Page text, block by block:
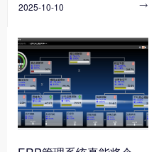
官方版网站登录入口-米兰online
式、定制化程度的需求截然不
同。
营的核心工具。它通过整合资
为企业提供了一体化的管理解决
方案。无论是成本控制、决策效
率还是供应链协同，ERP正帮助
企业解决那些传统管理模式
下“想改却改不动”的深层问题。
2025-10-10 